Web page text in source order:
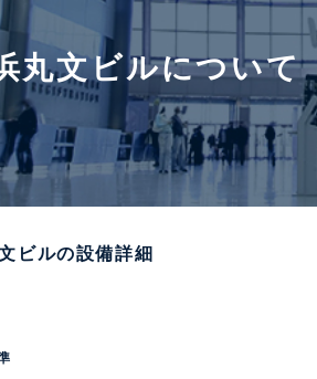
丸文ビルについて
ビルの設備詳細